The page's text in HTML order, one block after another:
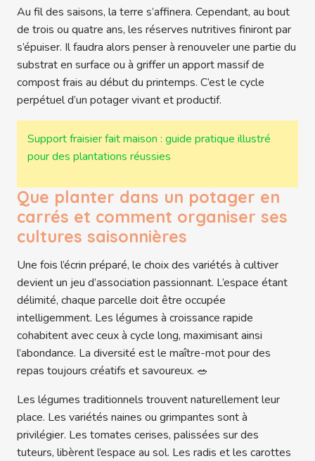
Au fil des saisons, la terre s’affinera. Cependant, au bout
de trois ou quatre ans, les réserves nutritives finiront par
s’épuiser. Il faudra alors penser à renouveler une partie du
substrat en surface ou à griffer un apport massif de
compost frais au début du printemps. C’est le cycle
perpétuel d’un potager vivant et productif.
Support fraisier fait maison : guide pratique illustré
pour des plantations réussies
Que planter dans un potager en
carrés et comment organiser ses
cultures saisonnières
Une fois l’écrin préparé, le choix des variétés à cultiver
devient un jeu d’association passionnant. L’espace étant
délimité, chaque parcelle doit être occupée
intelligemment. Les légumes à croissance rapide
cohabitent avec ceux à cycle long, maximisant ainsi
l’abondance. La diversité est le maître-mot pour des
repas toujours créatifs et savoureux. 🥗
Les légumes traditionnels trouvent naturellement leur
place. Les variétés naines ou grimpantes sont à
privilégier. Les tomates cerises, palissées sur des
tuteurs, libèrent l’espace au sol. Les radis et les carottes